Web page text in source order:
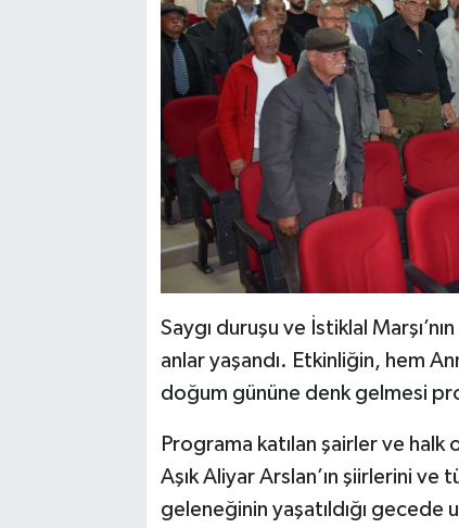
Saygı duruşu ve İstiklal
anlar yaşandı. Etkinliğin, hem
doğum gününe denk gelmesi
Programa katılan şairler ve halk
Aşık Aliyar Arslan’ın şiirlerini ve
geleneğinin yaşatıldığı gecede